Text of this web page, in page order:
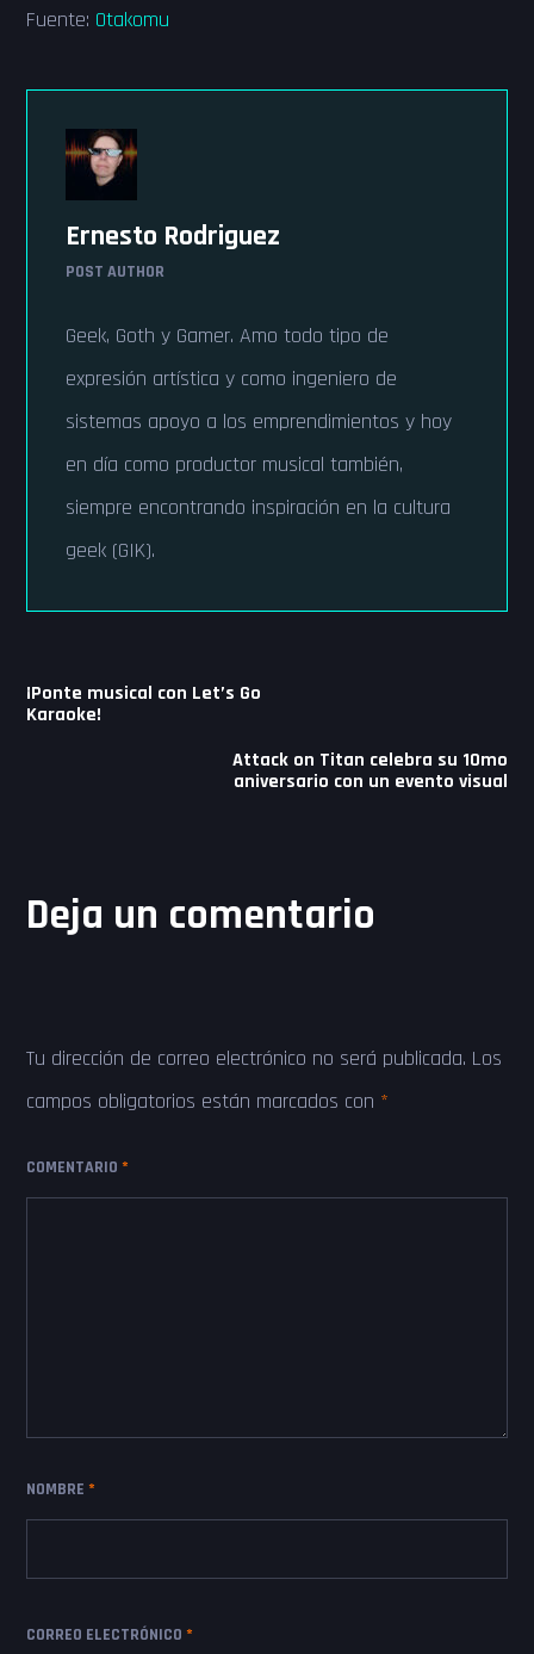
Fuente: Otakomu
Ernesto Rodriguez
POST AUTHOR
Geek, Goth y Gamer. Amo todo tipo de
expresión artística y como ingeniero de
sistemas apoyo a los emprendimientos y hoy
en día como productor musical también,
siempre encontrando inspiración en la cultura
geek (GIK).
Navegación
de
¡Ponte musical con Let’s Go
Karaoke!
Attack on Titan celebra su 10mo
aniversario con un evento visual
Deja un comentario
Tu dirección de correo electrónico no será publicada. Los
campos obligatorios están marcados con *
COMENTARIO *
NOMBRE *
CORREO ELECTRÓNICO *